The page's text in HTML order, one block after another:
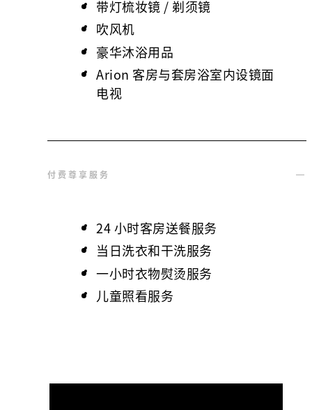
带灯梳妆镜 / 剃须镜
吹风机
豪华沐浴用品
Arion 客房与套房浴室内设镜面
电视
付费尊享服务
24 小时客房送餐服务
当日洗衣和干洗服务
一小时衣物熨烫服务
儿童照看服务